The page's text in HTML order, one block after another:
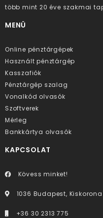
több mint 20 éve szakmai
MENÜ
Online pénztárgépek
Használt pénztárgép
Kasszafiók
Pénztárgép szalag
Vonalkód olvasók
Szoftverek
Mérleg
Bankkártya olvasók
KAPCSOLAT
Kövess minket!
1036 Budapest,
+36 30 2313 775